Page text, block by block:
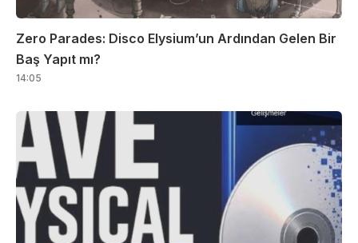
Zero Parades: Disco Elysium’un Ardından Gelen Bir
Baş Yapıt mı?
14:05